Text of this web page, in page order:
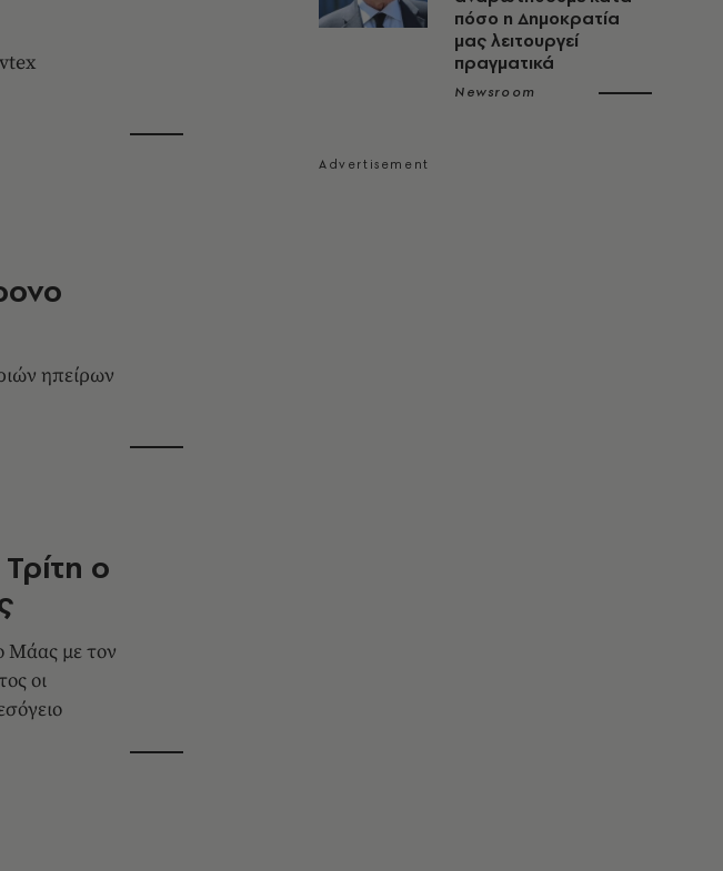
ηπείρων
ο
Μάας με τον
οι
πόσο η Δημοκρατία
μας λειτουργεί
πραγματικά
Newsroom